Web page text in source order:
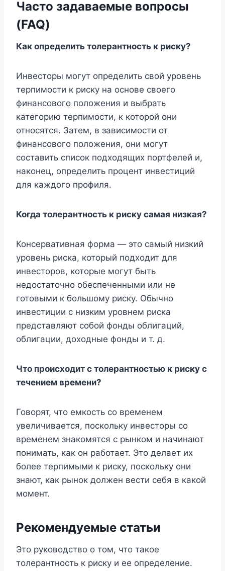
Часто задаваемые вопросы
(FAQ)
Как определить толерантность к риску?
Инвесторы могут определить свой уровень
терпимости к риску на основе своего
финансового положения и выбрать
категорию терпимости, к которой они
относятся. Затем, в зависимости от
финансового положения, они могут
составить список подходящих портфелей и,
наконец, определить процент инвестиций
для каждого профиля.
Когда толерантность к риску самая низкая?
Консервативная форма — это самый низкий
уровень риска, который подходит для
инвесторов, которые могут быть
недостаточно обеспеченными или не
готовыми к большому риску. Обычно
инвестиции с низким уровнем риска
представляют собой фонды облигаций,
облигации, доходные фонды и т. д.
Что происходит с толерантностью к риску с
течением времени?
Говорят, что емкость со временем
увеличивается, поскольку инвесторы со
временем знакомятся с рынком и начинают
понимать, как он работает. Это делает их
более терпимыми к риску, поскольку они
знают, как рынок должен вести себя в какой
момент.
Рекомендуемые статьи
Это руководство о том, что такое
толерантность к риску и ее определение.